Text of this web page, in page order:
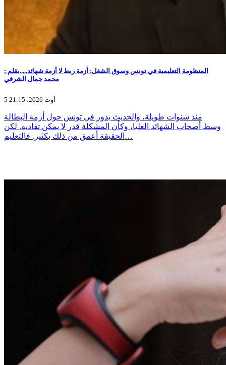
المنظومة التعليمية في تونس وسوق الشغل: أزمة ربط لا أزمة شهائد.....بقلم :
محمد جمال الشرفي
5 أوت 2026، 21:15
منذ سنوات طويلة، والحديث يدور في تونس حول أزمة البطالة
وسط أصحاب الشهائد العليا، وكأن المشكلة قدر لا يمكن تفاديه. لكن
الحقيقة أعمق من ذلك بكثير. فالتعليم…